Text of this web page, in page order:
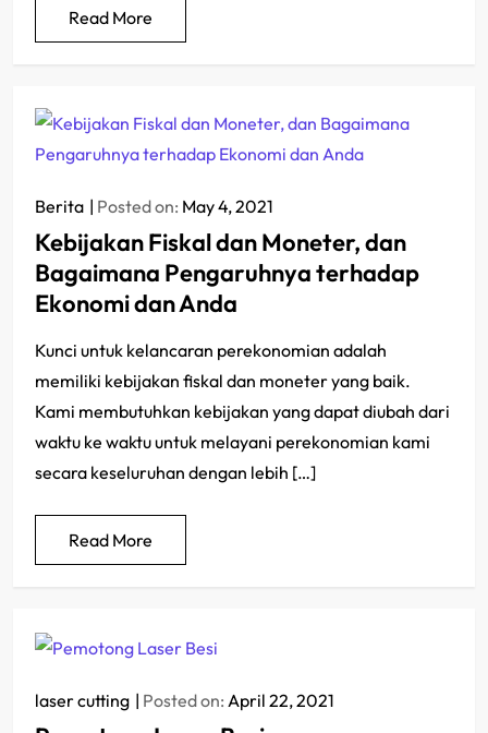
Read More
Berita Posted on: May 4, 2021
Kebijakan Fiskal dan Moneter, dan
Bagaimana Pengaruhnya terhadap
Ekonomi dan Anda
Kunci untuk kelancaran perekonomian adalah
memiliki kebijakan fiskal dan moneter yang baik.
Kami membutuhkan kebijakan yang dapat diubah dari
waktu ke waktu untuk melayani perekonomian kami
secara keseluruhan dengan lebih […]
Read More
laser cutting Posted on: April 22, 2021